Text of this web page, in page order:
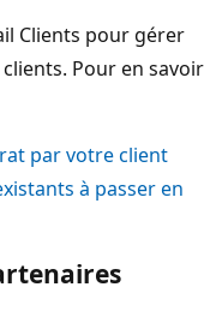
Clients pour gérer
Pour en savoir
par votre client
à passer en